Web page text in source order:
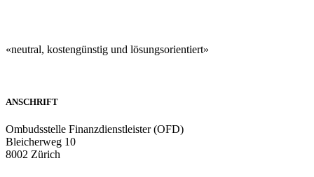
«neutral, kostengünstig und lösungsorientiert»
ANSCHRIFT
Ombudsstelle Finanzdienstleister (OFD)
Bleicherweg 10
8002 Zürich